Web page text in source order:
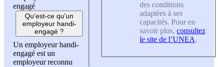
engagé
Qu'est-ce qu'un
employeur handi-
engagé ?
Un employeur handi-
engagé est un
employeur reconnu
des conditions
adaptées à ses
capacités. Pour en
savoir plus, consultez
le site de l’UNEA.